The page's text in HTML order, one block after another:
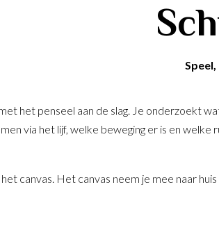
het penseel aan de slag. Je onderzoekt
via het lijf, welke beweging er is en welke
canvas. Het canvas neem je mee naar huis